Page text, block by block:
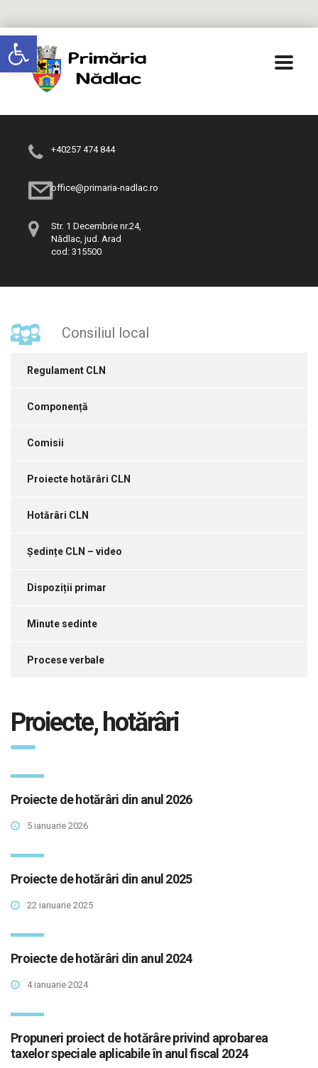
Deschide bara de unelte
+40257 474 844
office@primaria-nadlac.ro
Str. 1 Decembrie nr.24,
Nădlac, jud. Arad
cod: 315500
Consiliul local
Regulament CLN
Componență
Comisii
Proiecte hotărâri CLN
Hotărâri CLN
Ședințe CLN – video
Dispoziții primar
Minute sedinte
Procese verbale
Proiecte, hotărâri
Proiecte de hotărâri din anul 2026
5 ianuarie 2026
Proiecte de hotărâri din anul 2025
22 ianuarie 2025
Proiecte de hotărâri din anul 2024
4 ianuarie 2024
Propuneri proiect de hotărâre privind aprobarea
taxelor speciale aplicabile în anul fiscal 2024